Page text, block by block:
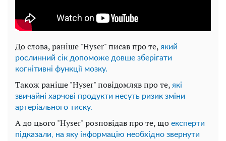
До слова, раніше "Hyser" писав про те, який
рослинний сік допоможе довше зберігати
когнітивні функції мозку.
Також раніше "Hyser" повідомляв про те, які
звичайні харчові продукти несуть ризик зміни
артеріального тиску.
А до цього "Hyser" розповідав про те, що експерти
підказали, на яку інформацію необхідно звернути